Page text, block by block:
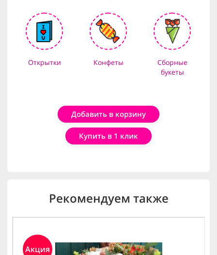
Открытки Конфеты
Сборные
букеты
Добавить в корзину
Купить в 1 клик
Рекомендуем также
Акция